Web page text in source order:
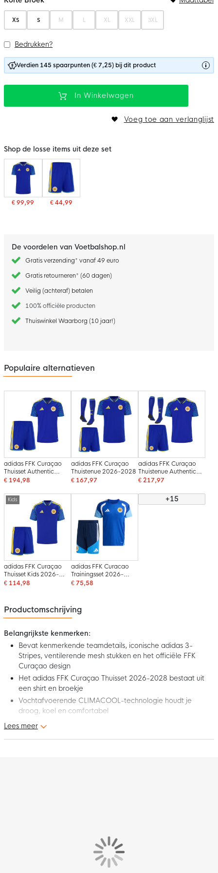
XS S M L XL XXL 3XL
Bedrukken?
Verdien 145 spaarpunten (€ 7,25) bij dit product
In Winkelwagen
Voeg toe aan verlanglijst
Shop de losse items uit deze set
€ 99,99 € 44,99
De voordelen van Voetbalshop.nl
Gratis verzending* vanaf 49 euro
Gratis retourneren* (60 dagen)
Veilig (achteraf) betalen
100% officiële producten
Thuiswinkel Waarborg (10 jaar!)
Populaire alternatieven
adidas FFK Curaçao
Thuisset Authentic
2026-2028
€ 194,98
adidas FFK Curaçao
Thuistenue 2026-2028
€ 167,97
adidas FFK Curaçao
Thuistenue Authentic
2026-2028
€ 217,97
Kids
adidas FFK Curaçao
Thuisset Kids 2026-
2028
€ 114,98
adidas FFK Curacao
Trainingsset 2026-
2028 Blauw
€ 75,58
+15
Productomschrijving
Belangrijkste kenmerken:
Bevat kenmerkende teamdetails, iconische adidas 3-
Stripes, ventilerende mesh stukken en het officiële FFK
Curaçao design
Het adidas FFK Curaçao Thuisset 2026-2028 bestaat uit
een shirt en broekje
Vochtafvoerende CLIMACOOL-technologie houdt je
droog, koel en comfortabel
Gemaakt van
Het adidas FFK Curaçao Thuisset heeft een aansluitende
pasvorm en een speciale kraagconstructie voor extra
draagcomfort. Het thuisbroekje heeft een standaard pasvorm
Lees meer